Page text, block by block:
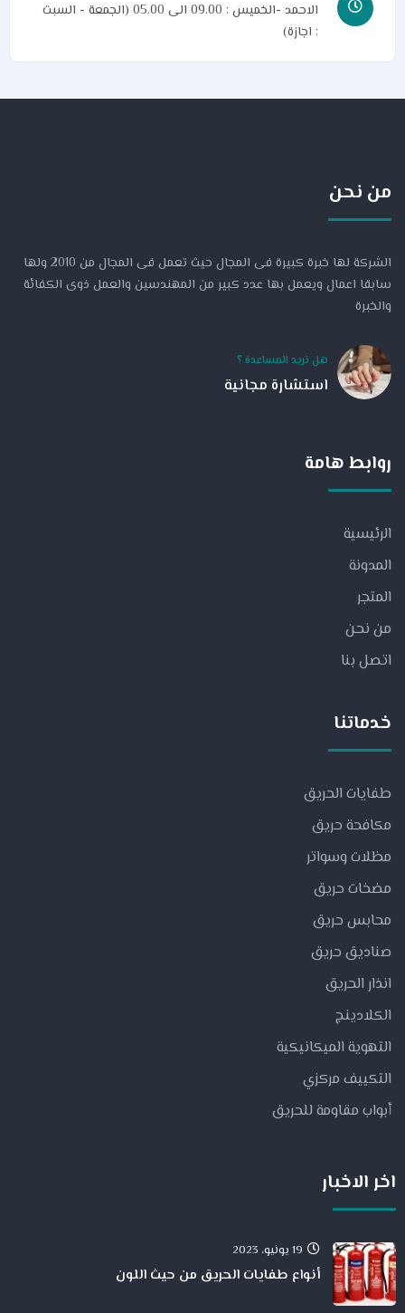
الاحمد -الخميس : 09.00 الى 05.00 (الجمعة - السبت
: اجازة)
من نحن
الشركة لها خبرة كبيرة فى المجال حيث تعمل فى المجال من 2010 ولها
سابقا اعمال ويعمل بها عدد كبير من المهندسين والعمل ذوى الكفائة
والخبرة
هل تريد المساعدة ؟
استشارة مجانية
روابط هامة
الرئيسية
المدونة
المتجر
من نحن
اتصل بنا
خدماتنا
طفايات الحريق
مكافحة حريق
مظلات وسواتر
مضخات حريق
محابس حريق
صناديق حريق
انذار الحريق
الكلادينج
التهوية الميكانيكية
التكييف مركزي
أبواب مقاومة للحريق
اخر الاخبار
19 يونيو، 2023
أنواع طفايات الحريق من حيث اللون